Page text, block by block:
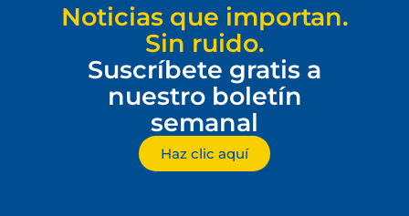
Noticias que importan.
Sin ruido.
Suscríbete gratis a
nuestro boletín
semanal
Haz clic aquí